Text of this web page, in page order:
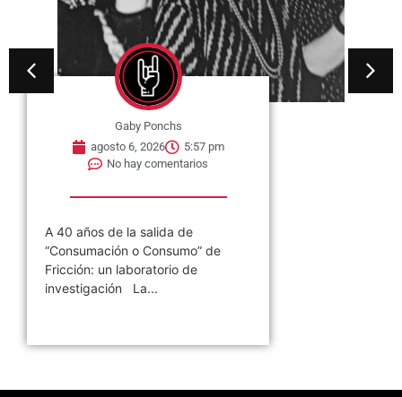
Gaby Ponchs
agosto 6, 2026
5:38 pm
No hay comentarios
04 de agosto de 2001 en
Córdoba: la noche en que Los
Redondos se despidieron sin decir
adiós...